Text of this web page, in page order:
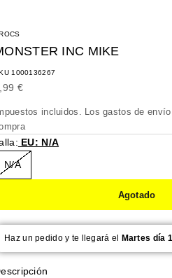
INC MIKE
1000136267
de oferta
€
incluidos. Losgastos de envío
EU: N/A
N/A
Agotado
Haz un pedido y te llegará el Martes día